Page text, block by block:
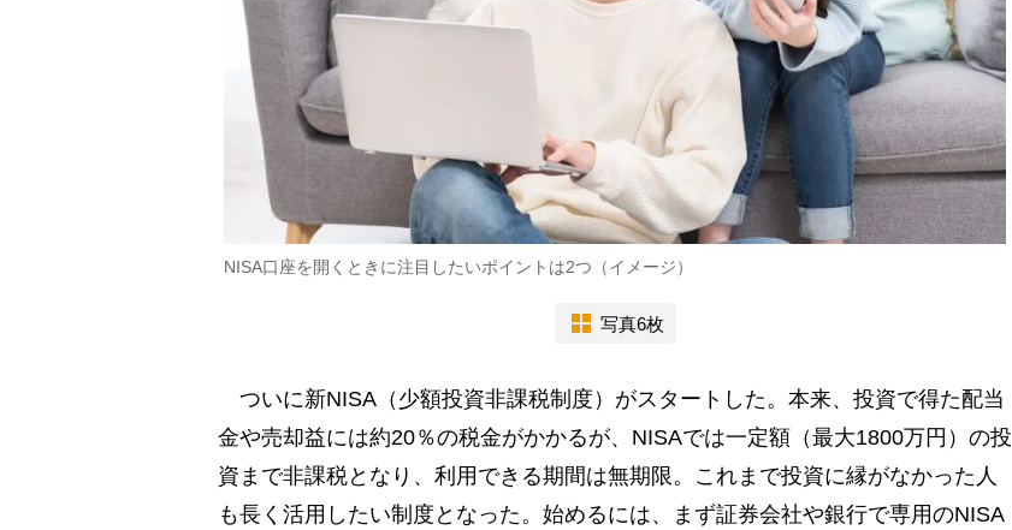
NISA口座を開くときに注目したいポイントは2つ（イメージ）
写真6枚
ついに新NISA（少額投資非課税制度）がスタートした。本来、投資で得た配当
金や売却益には約20％の税金がかかるが、NISAでは一定額（最大1800万円）の投
資まで非課税となり、利用できる期間は無期限。これまで投資に縁がなかった人
も長く活用したい制度となった。始めるには、まず証券会社や銀行で専用のNISA